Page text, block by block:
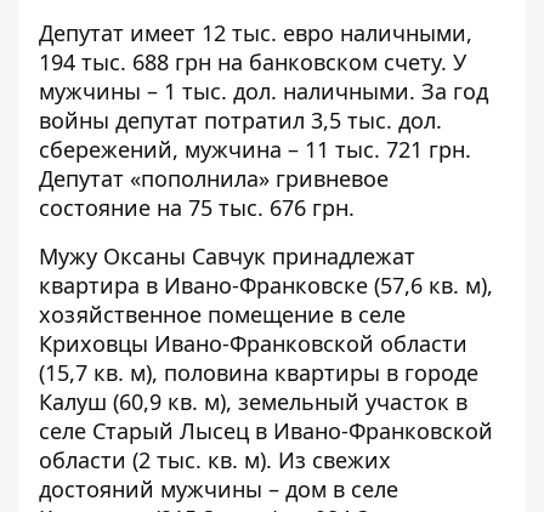
Депутат имеет 12 тыс. евро наличными,
194 тыс. 688 грн на банковском счету. У
мужчины – 1 тыс. дол. наличными. За год
войны депутат потратил 3,5 тыс. дол.
сбережений, мужчина – 11 тыс. 721 грн.
Депутат «пополнила» гривневое
состояние на 75 тыс. 676 грн.
Мужу Оксаны Савчук принадлежат
квартира в Ивано-Франковске (57,6 кв. м),
хозяйственное помещение в селе
Криховцы Ивано-Франковской области
(15,7 кв. м), половина квартиры в городе
Калуш (60,9 кв. м), земельный участок в
селе Старый Лысец в Ивано-Франковской
области (2 тыс. кв. м). Из свежих
достояний мужчины – дом в селе